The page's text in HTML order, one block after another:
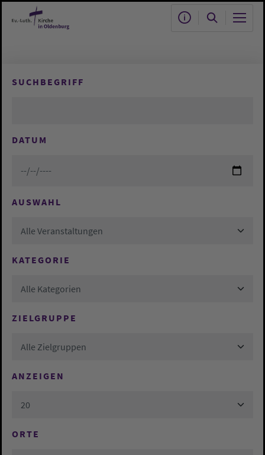
Zum Hauptinhalt springen
SUCHBEGRIFF
DATUM
AUSWAHL
Alle Veranstaltungen
KATEGORIE
Alle Kategorien
ZIELGRUPPE
Alle Zielgruppen
ANZEIGEN
20
ORTE